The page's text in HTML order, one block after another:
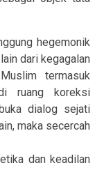
hegemonik
dari kegagalan
termasuk
ruang koreksi
dialog sejati
maka secercah
dan keadilan